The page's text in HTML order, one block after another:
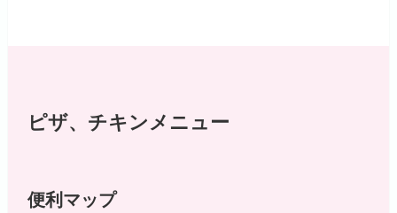
ピザ、チキンメニュー
便利マップ